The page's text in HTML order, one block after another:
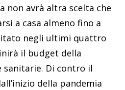
non avrà altra scelta che
a casa almeno fino a
negli ultimi quattro
il budget della
sanitarie. Di contro il
della pandemia